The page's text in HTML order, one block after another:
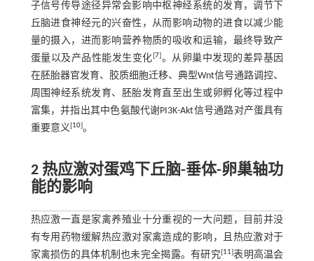
子信号传导途径异常会影响中枢神经系统的发育，调节下
丘脑进食神经元的兴奋性，从而影响动物的进食以减少能
量的摄入，进而影响营养物质的吸收和运输，最终导致产
蛋量以及产品性能发生变化[7]。从卵巢中发现的差异基因
在胚胎器官发育、胶质细胞迁移、典型Wnt信号通路调控、
周围神经系统发育、胚胎发育直至出生或卵孵化等过程中
富集，并指出其中色氨酸代谢PI3K-Akt信号通路对产蛋具有
重要意义[10]。
2 热应激对蛋鸡下丘脑-垂体-卵巢轴功
能的影响
热应激一直是家禽养殖业十分重视的一大问题，目前并没
有专用药物缓解热应激对家禽造成的影响，且热应激对于
家禽损伤的具体机制也未完全揭露。有研究[11]表明高温会